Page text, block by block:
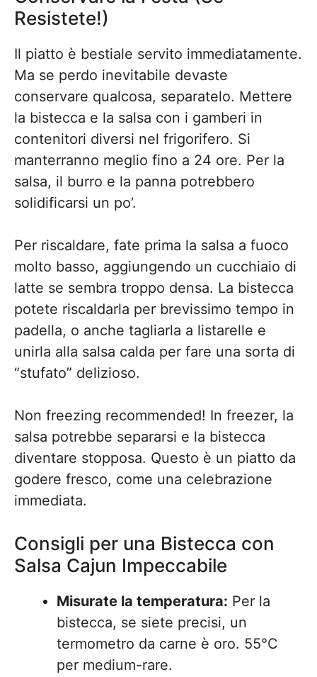
Resistete!)
Il piatto è bestiale servito immediatamente.
Ma se perdo inevitabile devaste
conservare qualcosa, separatelo. Mettere
la bistecca e la salsa con i gamberi in
contenitori diversi nel frigorifero. Si
manterranno meglio fino a 24 ore. Per la
salsa, il burro e la panna potrebbero
solidificarsi un po’.
Per riscaldare, fate prima la salsa a fuoco
molto basso, aggiungendo un cucchiaio di
latte se sembra troppo densa. La bistecca
potete riscaldarla per brevissimo tempo in
padella, o anche tagliarla a listarelle e
unirla alla salsa calda per fare una sorta di
“stufato” delizioso.
Non freezing recommended! In freezer, la
salsa potrebbe separarsi e la bistecca
diventare stopposa. Questo è un piatto da
godere fresco, come una celebrazione
immediata.
Consigli per una Bistecca con
Salsa Cajun Impeccabile
Misurate la temperatura: Per la
bistecca, se siete precisi, un
termometro da carne è oro. 55°C
per medium-rare.